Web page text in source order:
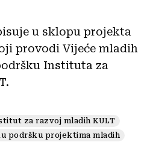
u sklopu projekta
provodi Vijeće mladih
Instituta za
za razvoj mladih KULT
podršku projektima mladih